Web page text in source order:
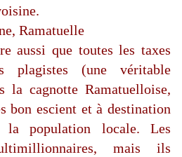
aussi que toutes les taxes
plagistes (une véritable
la cagnotte Ramatuelloise,
bon escient et à destination
la population locale. Les
mais ils